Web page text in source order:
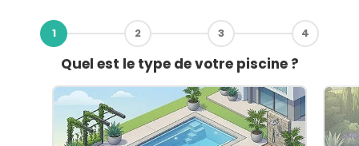
1 2 3 4
Quel est le type de votre piscine ?